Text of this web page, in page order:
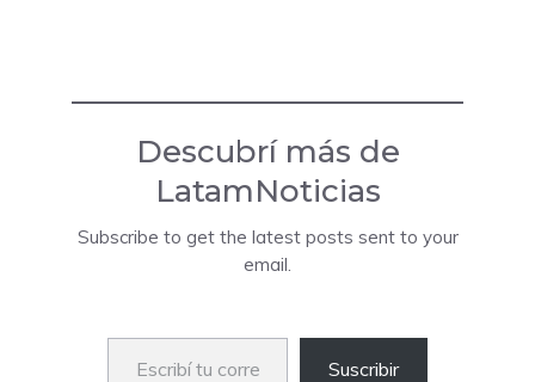
Descubrí más de
LatamNoticias
Subscribe to get the latest posts sent to your
email.
Escribí tu correo electrónico…
Suscribir